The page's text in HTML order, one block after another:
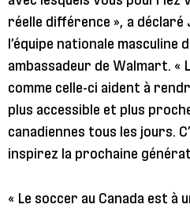
réelle différence », a déclaré
l’équipe nationale masculine
ambassadeur de Walmart. «
comme celle-ci aident à
plus accessible et plus
canadiennes tous les jours.
inspirez la prochaine
« Le soccer au Canada est à